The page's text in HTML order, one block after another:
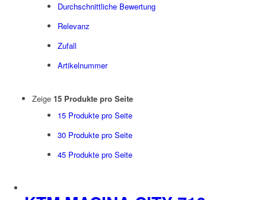
Durchschnittliche Bewertung
Relevanz
Zufall
Artikelnummer
Zeige 15 Produkte pro Seite
15 Produkte pro Seite
30 Produkte pro Seite
45 Produkte pro Seite